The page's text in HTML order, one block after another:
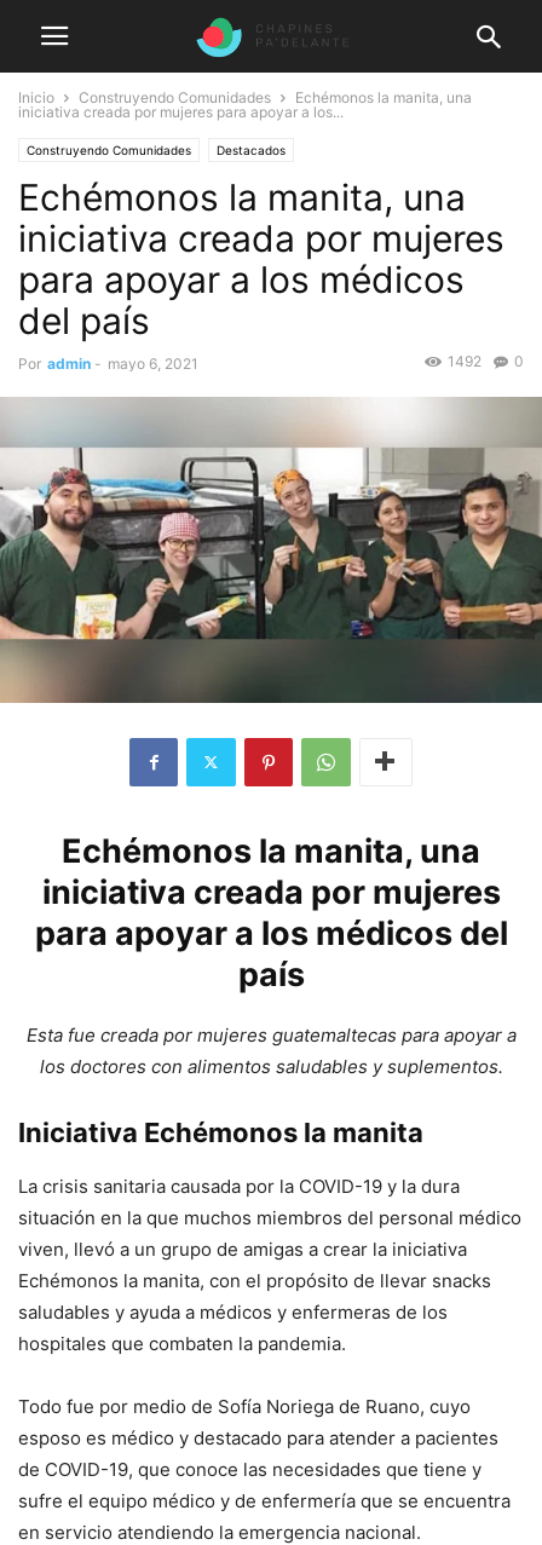
Inicio Construyendo Comunidades
Echémonos la manita, una
iniciativa creada por mujeres para apoyar a los...
Construyendo Comunidades Destacados
Echémonos la manita, una
iniciativa creada por mujeres
para apoyar a los médicos
del país
Por admin - mayo 6, 2021 0
1492
Echémonos la manita, una
iniciativa creada por mujeres
para apoyar a los médicos del
país
Esta fue creada por mujeres guatemaltecas para apoyar a
los doctores con alimentos saludables y suplementos.
Iniciativa Echémonos la manita
La crisis sanitaria causada por la COVID-19 y la dura
situación en la que muchos miembros del personal médico
viven, llevó a un grupo de amigas a crear la iniciativa
Echémonos la manita, con el propósito de llevar snacks
saludables y ayuda a médicos y enfermeras de los
hospitales que combaten la pandemia.
Todo fue por medio de Sofía Noriega de Ruano, cuyo
esposo es médico y destacado para atender a pacientes
de COVID-19, que conoce las necesidades que tiene y
sufre el equipo médico y de enfermería que se encuentra
en servicio atendiendo la emergencia nacional.